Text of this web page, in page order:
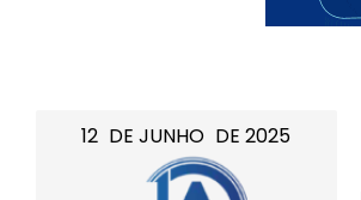
12 DEJUNHO DE2025